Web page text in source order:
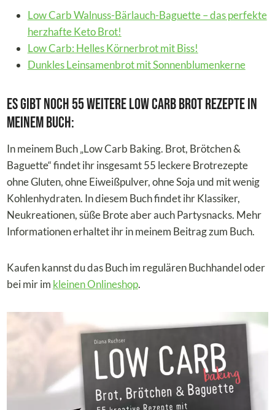
Low Carb Walnuss-Bärlauch-Baguette – das perfekte
herzhafte Keto Brot!
Low Carb: Helles Körnerbrot mit Biss!
Dunkles Leinsamenbrot mit Sonnenblumenkerne
Es gibt noch 55 weitere Low Carb Brot Rezepte in
meinem Buch:
In meinem Buch „Low Carb Baking. Brot, Brötchen &
Baguette“ findet ihr insgesamt 55 leckere Brotrezepte
ohne Gluten, ohne Eiweißpulver, ohne Soja und mit wenig
Kohlenhydraten. In diesem Buch findet ihr Klassiker,
Neukreationen, süße Brote aber auch Partysnacks. Mehr
Informationen erhaltet ihr in meinem Beitrag zum Buch.
Kaufen kannst du das Buch im regulären Buchhandel oder
bei mir im kleinen Onlineshop.